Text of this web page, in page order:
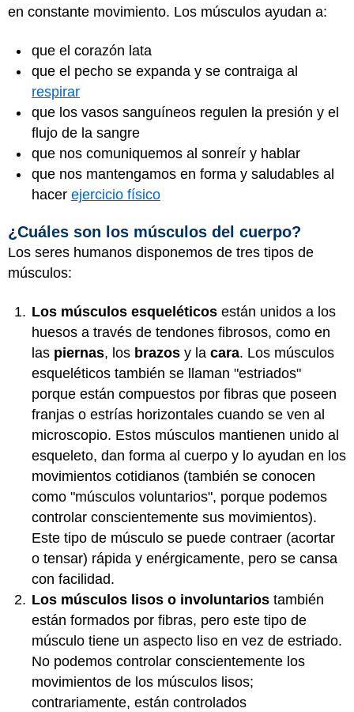
en constante movimiento. Los músculos ayudan a:
que el corazón lata
que el pecho se expanda y se contraiga al
respirar
que los vasos sanguíneos regulen la presión y el
flujo de la sangre
que nos comuniquemos al sonreír y hablar
que nos mantengamos en forma y saludables al
hacer ejercicio físico
¿Cuáles son los músculos del cuerpo?
Los seres humanos disponemos de tres tipos de
músculos:
Los músculos esqueléticos están unidos a los
huesos a través de tendones fibrosos, como en
las piernas, los brazos y la cara. Los músculos
esqueléticos también se llaman "estriados"
porque están compuestos por fibras que poseen
franjas o estrías horizontales cuando se ven al
microscopio. Estos músculos mantienen unido al
esqueleto, dan forma al cuerpo y lo ayudan en los
movimientos cotidianos (también se conocen
como "músculos voluntarios", porque podemos
controlar conscientemente sus movimientos).
Este tipo de músculo se puede contraer (acortar
o tensar) rápida y enérgicamente, pero se cansa
con facilidad.
Los músculos lisos o involuntarios también
están formados por fibras, pero este tipo de
músculo tiene un aspecto liso en vez de estriado.
No podemos controlar conscientemente los
movimientos de los músculos lisos;
contrariamente, están controlados